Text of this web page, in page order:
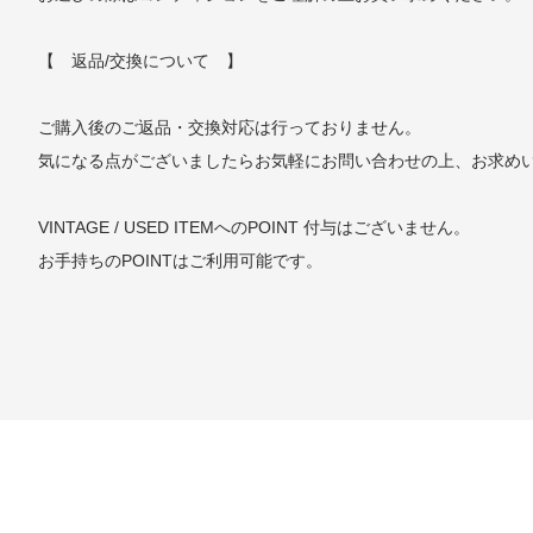
【 返品/交換について 】
ご購入後のご返品・交換対応は行っておりません。
気になる点がございましたらお気軽にお問い合わせの上、お求め
VINTAGE / USED ITEMへのPOINT 付与はございません。
お手持ちのPOINTはご利用可能です。